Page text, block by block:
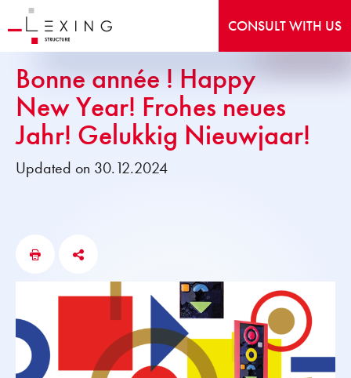
CONSULT WITH US
Bonne année ! Happy
New Year! Frohes neues
Jahr! Gelukkig Nieuwjaar!
Updated on 30.12.2024